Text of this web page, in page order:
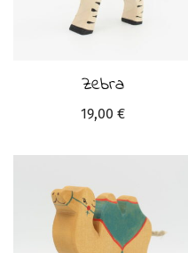
Zebra
19,00 €